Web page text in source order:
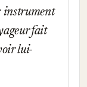
fait
lui-